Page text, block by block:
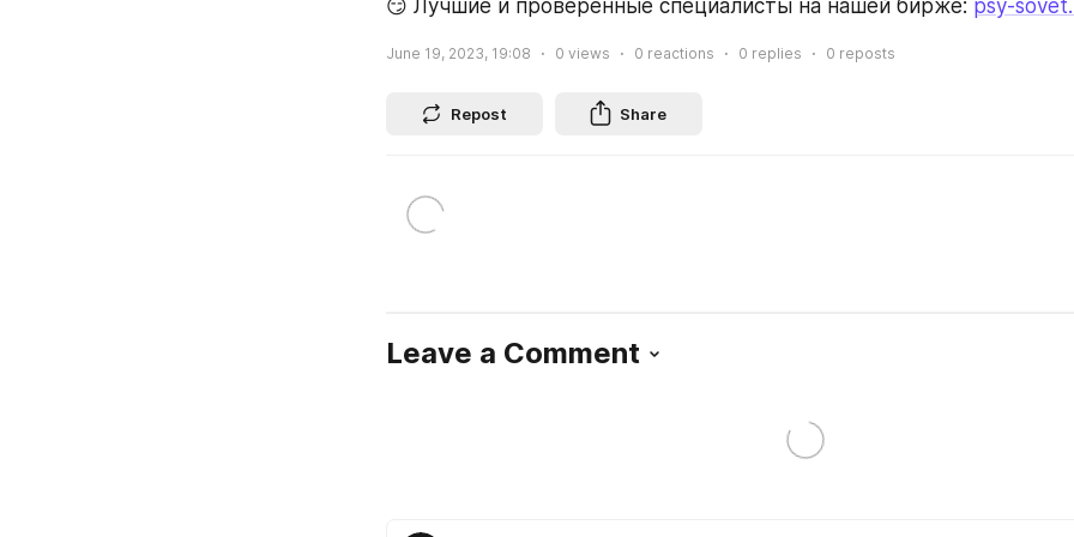
😏 Лучшие и проверенные специалисты на нашей бирже: psy-
June 19, 2023, 19:08 0 views 0 reactions 0 replies 0 reposts
Repost Share
Leave a Comment